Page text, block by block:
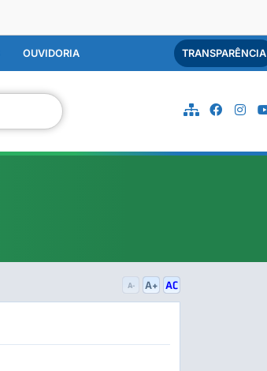
OUVIDORIA TRANSPARÊNCIA